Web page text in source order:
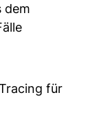
dem
für